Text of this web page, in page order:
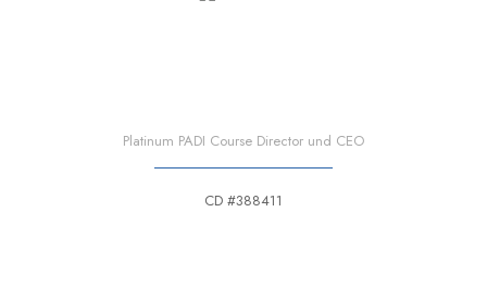
Platinum PADI Course Director und CEO
CD #388411